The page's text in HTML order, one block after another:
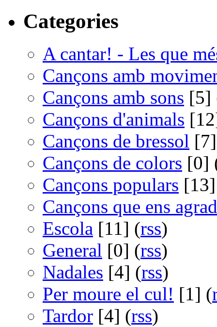
Categories
A cantar! - Les que
Cançons amb
Cançons amb sons [5]
Cançons d'animals
Cançons de bressol
Cançons de colors [0]
Cançons populars
Cançons que ens
Escola [11] (rss)
General [0] (rss)
Nadales [4] (rss)
Per moure el cul! [1] (
Tardor [4] (rss)